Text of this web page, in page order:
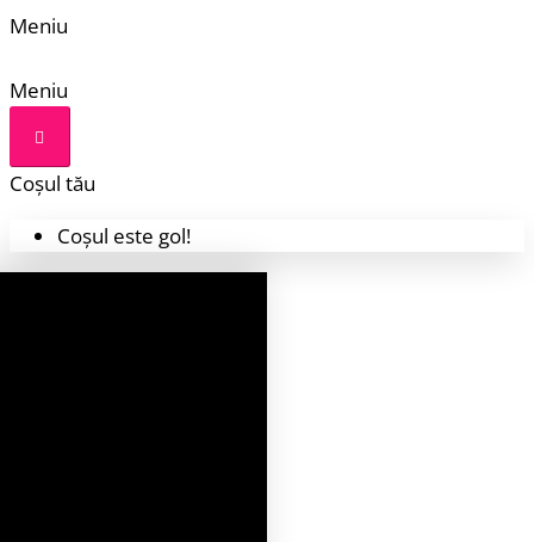
Meniu
Meniu
Coșul tău
Coșul este gol!